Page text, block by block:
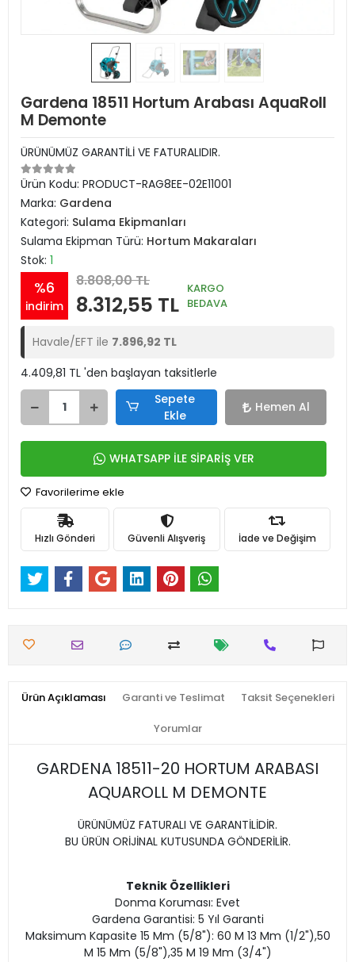
Gardena 18511 Hortum Arabası AquaRoll
M Demonte
ÜRÜNÜMÜZ GARANTİLİ VE FATURALIDIR.
Ürün Kodu: PRODUCT-RAG8EE-02E11001
Marka: Gardena
Kategori: Sulama Ekipmanları
Sulama Ekipman Türü: Hortum Makaraları
Stok: 1
%6
indirim
8.808,00 TL
8.312,55 TL
KARGO
BEDAVA
Havale/EFT ile 7.896,92 TL
4.409,81 TL 'den başlayan taksitlerle
Sepete
Ekle
Hemen Al
WHATSAPP İLE SİPARİŞ VER
Favorilerime ekle
Hızlı Gönderi Güvenli Alışveriş İade ve Değişim
Ürün Açıklaması Garanti ve Teslimat Taksit Seçenekleri
Yorumlar
GARDENA 18511-20 HORTUM ARABASI
AQUAROLL M DEMONTE
ÜRÜNÜMÜZ FATURALI VE GARANTİLİDİR.
BU ÜRÜN ORİJİNAL KUTUSUNDA GÖNDERİLİR.
Teknik Özellikleri
Donma Koruması: Evet
Gardena Garantisi: 5 Yıl Garanti
Maksimum Kapasite 15 Mm (5/8"): 60 M 13 Mm (1/2"),50
M 15 Mm (5/8"),35 M 19 Mm (3/4")